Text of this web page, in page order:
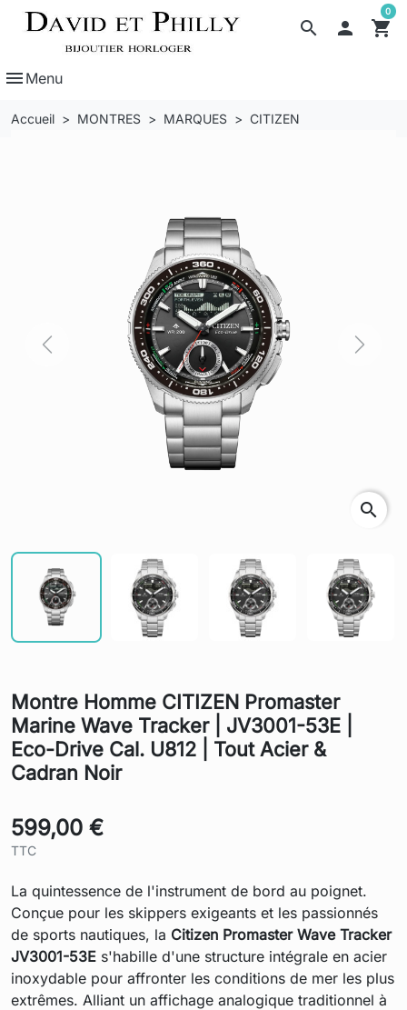
search  shopping_cart
0
menu Menu
Accueil MONTRES MARQUES CITIZEN
Previous Next
search
Montre Homme CITIZEN Promaster
Marine Wave Tracker | JV3001-53E |
Eco-Drive Cal. U812 | Tout Acier &
Cadran Noir
599,00 €
TTC
La quintessence de l'instrument de bord au poignet.
Conçue pour les skippers exigeants et les passionnés
de sports nautiques, la Citizen Promaster Wave Tracker
JV3001-53E s'habille d'une structure intégrale en acier
inoxydable pour affronter les conditions de mer les plus
extrêmes. Alliant un affichage analogique traditionnel à